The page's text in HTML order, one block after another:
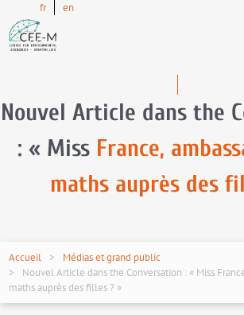
fr en
Nouvel Article dans the
: « Miss France,
maths auprès des
Accueil
Médias et grand public
Nouvel Article dans the Conversation : « Miss
maths auprès des filles ? »